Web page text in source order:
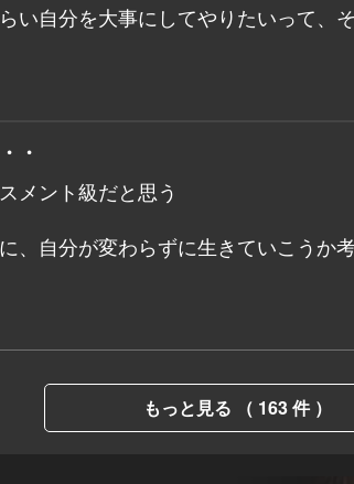
い自分を大事にしてやりたいって、
・
メント級だと思う
、自分が変わらずに生きていこうか
もっと見る （ 163 件 ）